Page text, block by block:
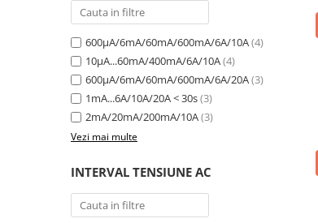
600µA/6mA/60mA/600mA/6A/10A(4)
10µA...60mA/400mA/6A/10A(4)
600µA/6mA/60mA/600mA/6A/20A(3)
1mA...6A/10A/20A < 30s(3)
2mA/20mA/200mA/10A(3)
Vezi mai multe
INTERVAL TENSIUNE AC